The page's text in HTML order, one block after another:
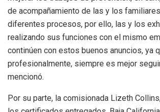
de acompañamiento de las y los
diferentes procesos, por ello, las y los
realizando sus funciones con el mismo
continúen con estos buenos anuncios, ya
profesionalmente, siempre es mejor
mencionó.
Por su parte, la comisionada Lizeth